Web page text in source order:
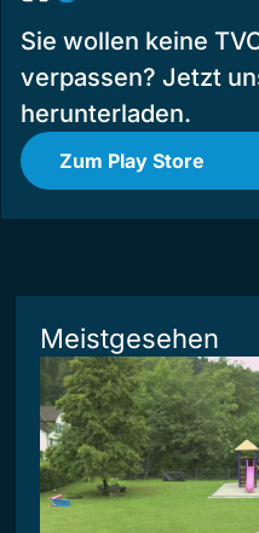
Sie wollen keine
verpassen? Jetzt
herunterladen.
Zum Play Store
Meistgesehen